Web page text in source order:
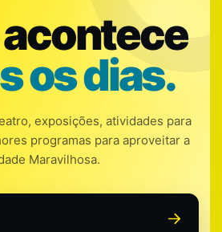
acontece
os dias.
exposições, atividades para
programas para aproveitar a
Maravilhosa.